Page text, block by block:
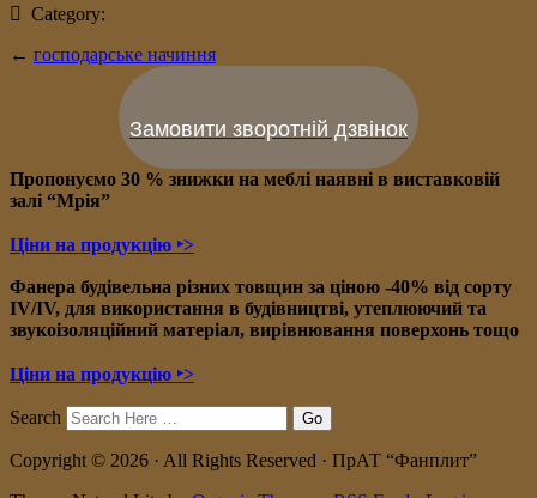
Category:
← господарське начиння
Замовити зворотній дзвінок
Пропонуємо 30 % знижки на меблі наявні в виставковій
залі “Мрія”
Ціни на продукцію ‣>
Фанера будівельна різних товщин за ціною -40% від сорту
IV/IV, для використання в будівництві, утеплюючий та
звукоізоляційний матеріал, вирівнювання поверхонь тощо
Ціни на продукцію ‣>
Search
Copyright © 2026 · All Rights Reserved · ПрАТ “Фанплит”